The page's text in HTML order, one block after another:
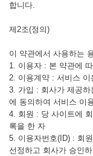
합니다.
제2조(정의)
이 약관에서 사용하는
1. 이용자 : 본 약관에
2. 이용계약 : 서비스
3. 가입 : 회사가 제공
에 동의하여 서비스 이
4. 회원 : 당 사이트에
록을 한 자
5. 이용자번호(ID) : 회
선정하고 회사가 승인